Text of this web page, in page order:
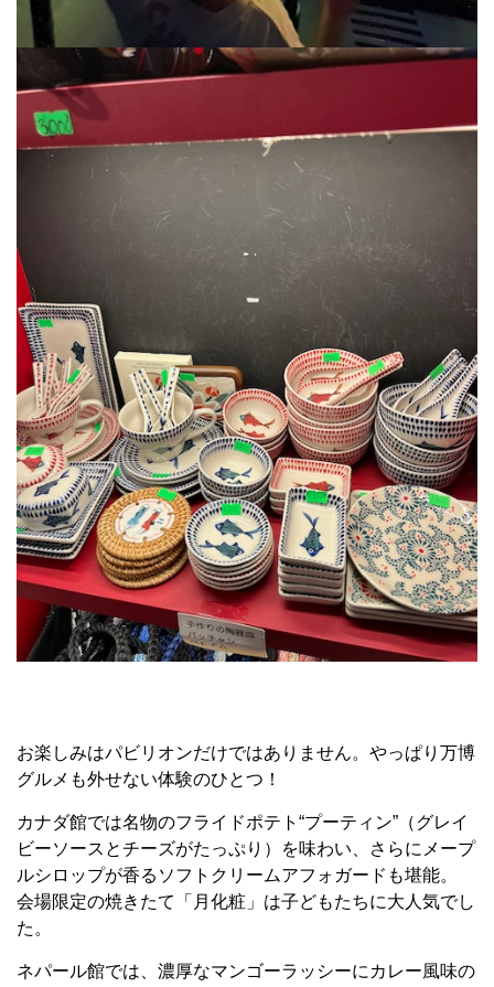
お楽しみはパビリオンだけではありません。やっぱり万博
グルメも外せない体験のひとつ！
カナダ館では名物のフライドポテト“プーティン”（グレイ
ビーソースとチーズがたっぷり）を味わい、さらにメープ
ルシロップが香るソフトクリームアフォガードも堪能。
会場限定の焼きたて「月化粧」は子どもたちに大人気でし
た。
ネパール館では、濃厚なマンゴーラッシーにカレー風味の